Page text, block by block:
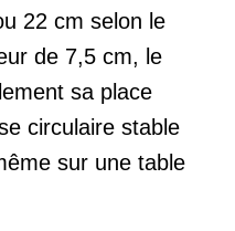
22 cm selon le
de 7,5 cm, le
sa place
circulaire stable
sur une table